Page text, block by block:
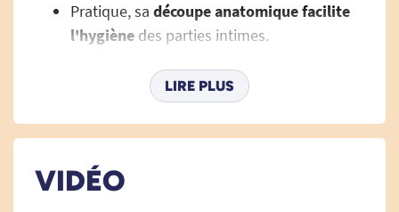
Pratique, sa découpe anatomique facilite
l'hygiène des parties intimes.
chaise de douche pliable facilitera toute
manipulation pour l'utilisateur au
LIRE PLUS
VIDÉO